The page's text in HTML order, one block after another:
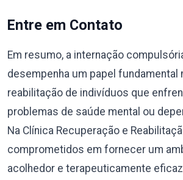
Entre em Contato
Em resumo, a internação
desempenha um papel fundamental
reabilitação de indivíduos que
problemas de saúde mental ou
Na Clínica Recuperação e
comprometidos em fornecer um
acolhedor e terapeuticamente